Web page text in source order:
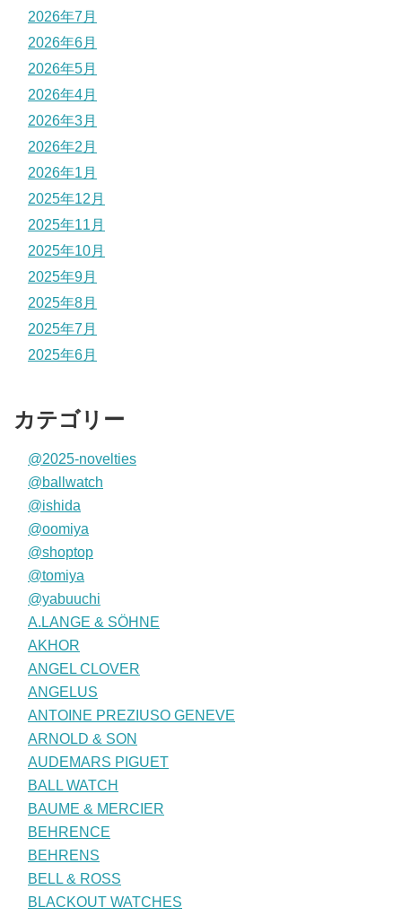
2026年7月
2026年6月
2026年5月
2026年4月
2026年3月
2026年2月
2026年1月
2025年12月
2025年11月
2025年10月
2025年9月
2025年8月
2025年7月
2025年6月
カテゴリー
@2025-novelties
@ballwatch
@ishida
@oomiya
@shoptop
@tomiya
@yabuuchi
A.LANGE & SÖHNE
AKHOR
ANGEL CLOVER
ANGELUS
ANTOINE PREZIUSO GENEVE
ARNOLD & SON
AUDEMARS PIGUET
BALL WATCH
BAUME & MERCIER
BEHRENCE
BEHRENS
BELL & ROSS
BLACKOUT WATCHES